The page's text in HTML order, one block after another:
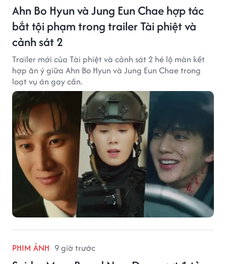
Ahn Bo Hyun và Jung Eun Chae hợp tác
bắt tội phạm trong trailer Tài phiệt và
cảnh sát 2
Trailer mới của Tài phiệt và cảnh sát 2 hé lộ màn kết
hợp ăn ý giữa Ahn Bo Hyun và Jung Eun Chae trong
loạt vụ án gay cấn.
PHIM ẢNH 9 giờ trước